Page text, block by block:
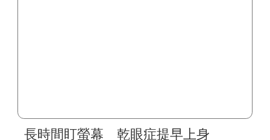
長時間盯螢幕 乾眼症提早上身